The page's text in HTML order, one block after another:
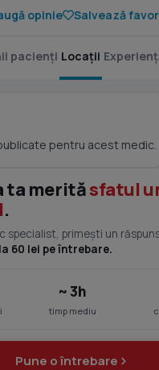
opinie
Salvează
pacienți Locații
pentru acest medic.
ta merităsfatul
.
specialist, primești un
60 lei pe întrebare.
~ 3h
timp mediu
Pune o întrebare